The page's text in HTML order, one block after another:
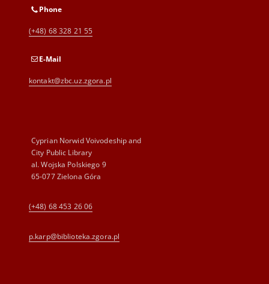
Phone
(+48) 68 328 21 55
E-Mail
kontakt@zbc.uz.zgora.pl
Cyprian Norwid Voivodeship and
City Public Library
al. Wojska Polskiego 9
65-077 Zielona Góra
(+48) 68 453 26 06
p.karp@biblioteka.zgora.pl